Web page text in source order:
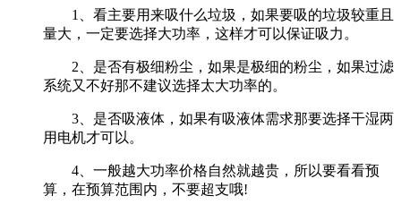
1、看主要用来吸什么垃圾，如果要吸的垃圾较重且
量大，一定要选择大功率，这样才可以保证吸力。
2、是否有极细粉尘，如果是极细的粉尘，如果过滤
系统又不好那不建议选择太大功率的。
3、是否吸液体，如果有吸液体需求那要选择干湿两
用电机才可以。
4、一般越大功率价格自然就越贵，所以要看看预
算，在预算范围内，不要超支哦!